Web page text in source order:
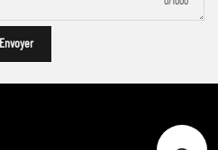
Envoyer